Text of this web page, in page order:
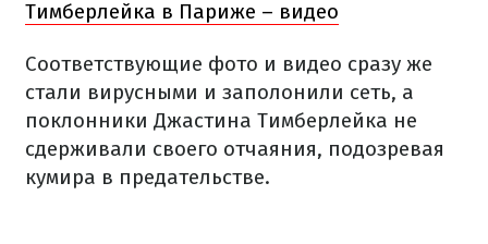
Тимберлейка в Париже – видео
Соответствующие фото и видео сразу же
стали вирусными и заполонили сеть, а
поклонники Джастина Тимберлейка не
сдерживали своего отчаяния, подозревая
кумира в предательстве.